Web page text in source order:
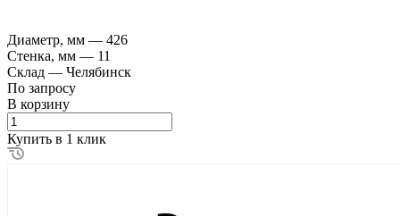
Диаметр, мм — 426
Стенка, мм — 11
Склад — Челябинск
По запросу
В корзину
Купить в 1 клик